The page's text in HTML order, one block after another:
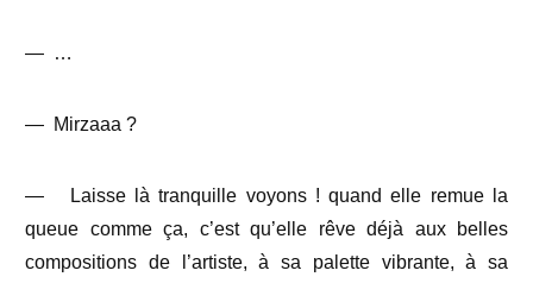
— …
— Mirzaaa ?
—
Laisse là tranquille voyons ! quand elle remue la
queue comme ça, c’est qu’elle rêve déjà aux belles
compositions de l’artiste, à sa palette vibrante, à sa